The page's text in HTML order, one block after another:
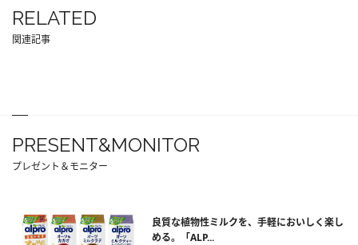
RELATED
関連記事
PRESENT&MONITOR
プレゼント＆モニター
良質な植物性ミルクを、手軽においしく楽し
める。「ALP...